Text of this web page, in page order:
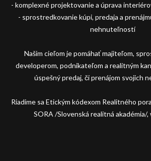
- komplexné projektovanie a úprava
- sprostredkovanie kúpi, predaja a
nehnuteľností
Našim cieľom je pomáhať majiteľom,
developerom, podnikateľom a realitným
úspešný predaj, či prenájom svojich
Riadime sa Etickým kódexom Realitného
SORA /Slovenská realitná akadémia/